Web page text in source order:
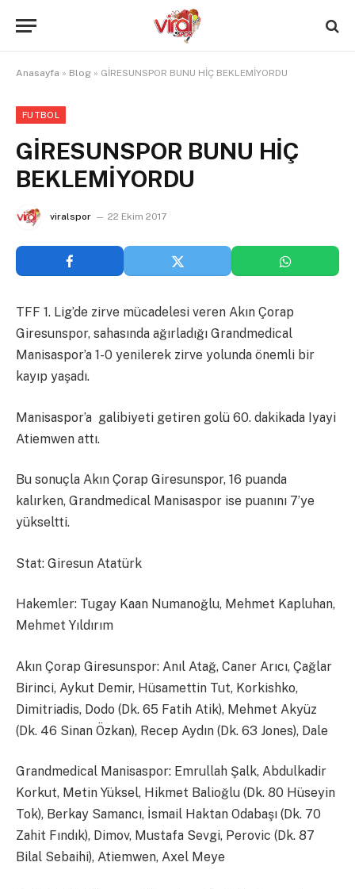
Anasayfa » Blog » GİRESUNSPOR BUNU HİÇ BEKLEMİYORDU
FUTBOL
GİRESUNSPOR BUNU HİÇ
BEKLEMİYORDU
viralspor 22 Ekim 2017
TFF 1. Lig’de zirve mücadelesi veren Akın Çorap
Giresunspor, sahasında ağırladığı Grandmedical
Manisaspor’a 1-0 yenilerek zirve yolunda önemli bir
kayıp yaşadı.
Manisaspor’a galibiyeti getiren golü 60. dakikada Iyayi
Atiemwen attı.
Bu sonuçla Akın Çorap Giresunspor, 16 puanda
kalırken, Grandmedical Manisaspor ise puanını 7’ye
yükseltti.
Stat: Giresun Atatürk
Hakemler: Tugay Kaan Numanoğlu, Mehmet Kapluhan,
Mehmet Yıldırım
Akın Çorap Giresunspor: Anıl Atağ, Caner Arıcı, Çağlar
Birinci, Aykut Demir, Hüsamettin Tut, Korkishko,
Dimitriadis, Dodo (Dk. 65 Fatih Atik), Mehmet Akyüz
(Dk. 46 Sinan Özkan), Recep Aydın (Dk. 63 Jones), Dale
Grandmedical Manisaspor: Emrullah Şalk, Abdulkadir
Korkut, Metin Yüksel, Hikmet Balioğlu (Dk. 80 Hüseyin
Tok), Berkay Samancı, İsmail Haktan Odabaşı (Dk. 70
Zahit Fındık), Dimov, Mustafa Sevgi, Perovic (Dk. 87
Bilal Sebaihi), Atiemwen, Axel Meye